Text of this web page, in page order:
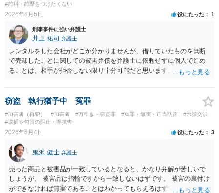
#前科・前歴をつけたくない
2026年8月5日 役にたった 1
刑事事件に強い弁護士
井上 祐司 弁護士
レンタルをした会社がどこか分かりませんが、借りていたものを無断
で売却したことに関しての被害弁償を弁護士に依頼せずに個人で進め
ることは、相手が拒否しない限り十分可能だと思います。 見積を出し
か）、弁護士に法律相談において助言をもらえば足りるでしょう。
窃盗 執行猶予中 冤罪
#加害者（再犯） #加害者 #万引き・窃盗罪 #冤罪・無実・正当防衛
#示談交渉
#逮捕や勾留の阻止・準抗告
2026年8月4日 役にたった 3
鬼沢 健士 弁護士
売った商品と被害品が一致しているとなると、かなり弁解が苦しいで
しょうが、 被害品は指輪ですから一致しないはずです。 被害の裏付け
ができなければ無実であることはわかってもらえるはずです。